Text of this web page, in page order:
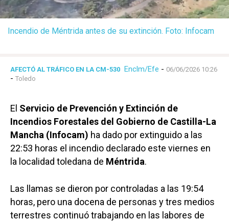
Incendio de Méntrida antes de su extinción. Foto: Infocam
AFECTÓ AL TRÁFICO EN LA CM-530 Enclm/Efe - 06/06/2026 10:26
- Toledo
El Servicio de Prevención y Extinción de
Incendios Forestales del Gobierno de Castilla-La
Mancha (Infocam) ha dado por extinguido a las
22:53 horas el incendio declarado este viernes en
la localidad toledana de Méntrida.
Las llamas se dieron por controladas a las 19:54
horas, pero una docena de personas y tres medios
terrestres continuó trabajando en las labores de